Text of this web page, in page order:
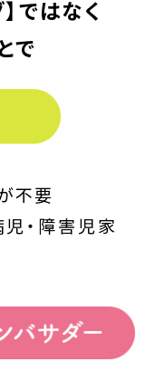
ではなく
で
不要
児・障害児家